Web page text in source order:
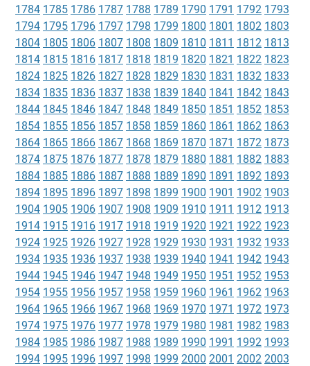
1784 1785 1786 1787 1788 1789 1790 1791 1792 1793
1794 1795 1796 1797 1798 1799 1800 1801 1802 1803
1804 1805 1806 1807 1808 1809 1810 1811 1812 1813
1814 1815 1816 1817 1818 1819 1820 1821 1822 1823
1824 1825 1826 1827 1828 1829 1830 1831 1832 1833
1834 1835 1836 1837 1838 1839 1840 1841 1842 1843
1844 1845 1846 1847 1848 1849 1850 1851 1852 1853
1854 1855 1856 1857 1858 1859 1860 1861 1862 1863
1864 1865 1866 1867 1868 1869 1870 1871 1872 1873
1874 1875 1876 1877 1878 1879 1880 1881 1882 1883
1884 1885 1886 1887 1888 1889 1890 1891 1892 1893
1894 1895 1896 1897 1898 1899 1900 1901 1902 1903
1904 1905 1906 1907 1908 1909 1910 1911 1912 1913
1914 1915 1916 1917 1918 1919 1920 1921 1922 1923
1924 1925 1926 1927 1928 1929 1930 1931 1932 1933
1934 1935 1936 1937 1938 1939 1940 1941 1942 1943
1944 1945 1946 1947 1948 1949 1950 1951 1952 1953
1954 1955 1956 1957 1958 1959 1960 1961 1962 1963
1964 1965 1966 1967 1968 1969 1970 1971 1972 1973
1974 1975 1976 1977 1978 1979 1980 1981 1982 1983
1984 1985 1986 1987 1988 1989 1990 1991 1992 1993
1994 1995 1996 1997 1998 1999 2000 2001 2002 2003